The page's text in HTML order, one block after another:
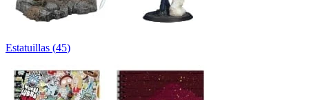
Estatuillas (45)